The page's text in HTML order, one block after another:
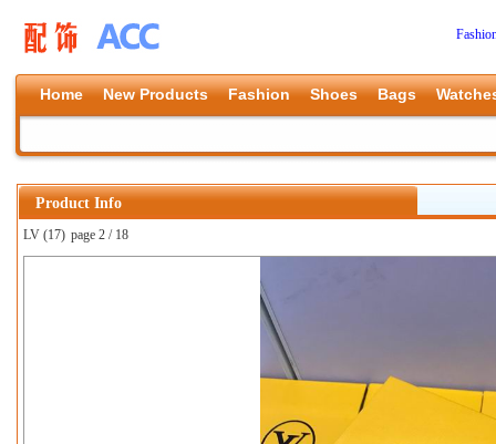
Home New Products Fashion Shoes Bags
Product Info
LV (17) page 2 / 18